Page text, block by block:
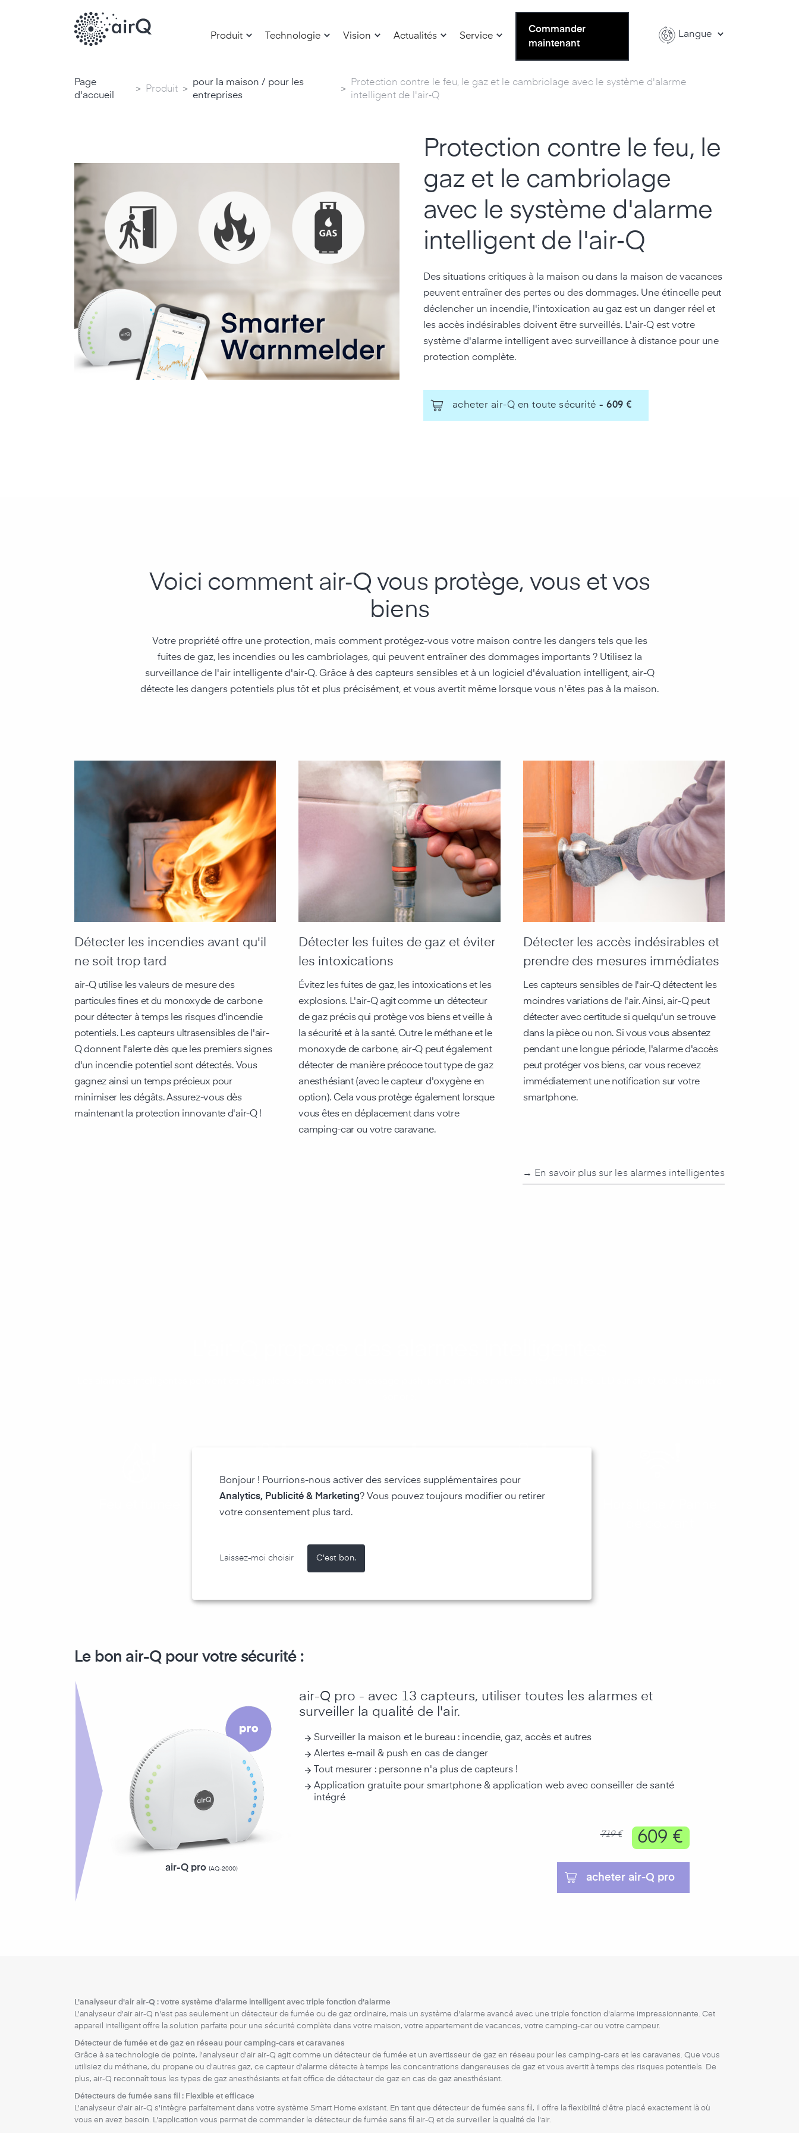
Produit Technologie Vision Actualités Service
Commander
maintenant
Langue
Page
d'accueil
> Produit >
pour la maison / pour les
entreprises
>
Protection contre le feu, le gaz et le cambriolage avec le système d'alarme
intelligent de l'air‑Q
Protection contre le feu, le
gaz et le cambriolage
avec le système d'alarme
intelligent de l'air‑Q
Des situations critiques à la maison ou dans la maison de vacances
peuvent entraîner des pertes ou des dommages. Une étincelle peut
déclencher un incendie, l'intoxication au gaz est un danger réel et
les accès indésirables doivent être surveillés. L'air‑Q est votre
système d'alarme intelligent avec surveillance à distance pour une
protection complète.
acheter air-Q en toute sécurité - 609 €
Voici comment air‑Q vous protège, vous et vos
biens
Votre propriété offre une protection, mais comment protégez-vous votre maison contre les dangers tels que les
fuites de gaz, les incendies ou les cambriolages, qui peuvent entraîner des dommages importants ? Utilisez la
surveillance de l'air intelligente d'air‑Q. Grâce à des capteurs sensibles et à un logiciel d'évaluation intelligent, air-Q
détecte les dangers potentiels plus tôt et plus précisément, et vous avertit même lorsque vous n'êtes pas à la maison.
Détecter les incendies avant qu'il
ne soit trop tard
air-Q utilise les valeurs de mesure des
particules fines et du monoxyde de carbone
pour détecter à temps les risques d'incendie
potentiels. Les capteurs ultrasensibles de l'air-
Q donnent l'alerte dès que les premiers signes
d'un incendie potentiel sont détectés. Vous
gagnez ainsi un temps précieux pour
minimiser les dégâts. Assurez-vous dès
maintenant la protection innovante d'air-Q !
Détecter les fuites de gaz et éviter
les intoxications
Évitez les fuites de gaz, les intoxications et les
explosions. L'air-Q agit comme un détecteur
de gaz précis qui protège vos biens et veille à
la sécurité et à la santé. Outre le méthane et le
monoxyde de carbone, air-Q peut également
détecter de manière précoce tout type de gaz
anesthésiant (avec le capteur d'oxygène en
option). Cela vous protège également lorsque
vous êtes en déplacement dans votre
camping-car ou votre caravane.
Détecter les accès indésirables et
prendre des mesures immédiates
Les capteurs sensibles de l'air‑Q détectent les
moindres variations de l'air. Ainsi, air-Q peut
détecter avec certitude si quelqu'un se trouve
dans la pièce ou non. Si vous vous absentez
pendant une longue période, l'alarme d'accès
peut protéger vos biens, car vous recevez
immédiatement une notification sur votre
smartphone.
→ En savoir plus sur les alarmes intelligentes
Gaz toxiques et
Fumée de
Le bon air-Q pour votre sécurité :
air-Q pro (AQ-2000)
air-Q pro - avec 13 capteurs, utiliser toutes les alarmes et
surveiller la qualité de l'air.
Surveiller la maison et le bureau : incendie, gaz, accès et autres
Alertes e-mail & push en cas de danger
Tout mesurer : personne n'a plus de capteurs !
Application gratuite pour smartphone & application web avec conseiller de santé
intégré
719 € 609 €
acheter air-Q pro
L'analyseur d'air air-Q : votre système d'alarme intelligent avec triple fonction d'alarme
L'analyseur d'air air-Q n'est pas seulement un détecteur de fumée ou de gaz ordinaire, mais un système d'alarme avancé avec une triple fonction d'alarme impressionnante. Cet
appareil intelligent offre la solution parfaite pour une sécurité complète dans votre maison, votre appartement de vacances, votre camping-car ou votre campeur.
Détecteur de fumée et de gaz en réseau pour camping-cars et caravanes
Grâce à sa technologie de pointe, l'analyseur d'air air-Q agit comme un détecteur de fumée et un avertisseur de gaz en réseau pour les camping-cars et les caravanes. Que vous
utilisiez du méthane, du propane ou d'autres gaz, ce capteur d'alarme détecte à temps les concentrations dangereuses de gaz et vous avertit à temps des risques potentiels. De
plus, air-Q reconnaît tous les types de gaz anesthésiants et fait office de détecteur de gaz en cas de gaz anesthésiant.
Détecteurs de fumée sans fil : Flexible et efficace
L'analyseur d'air air-Q s'intègre parfaitement dans votre système Smart Home existant. En tant que détecteur de fumée sans fil, il offre la flexibilité d'être placé exactement là où
vous en avez besoin. L'application vous permet de commander le détecteur de fumée sans fil air-Q et de surveiller la qualité de l'air.
Bonjour ! Pourrions-nous activer des services supplémentaires pour
Analytics, Publicité & Marketing? Vous pouvez toujours modifier ou retirer
votre consentement plus tard.
Laissez-moi choisir C'est bon.